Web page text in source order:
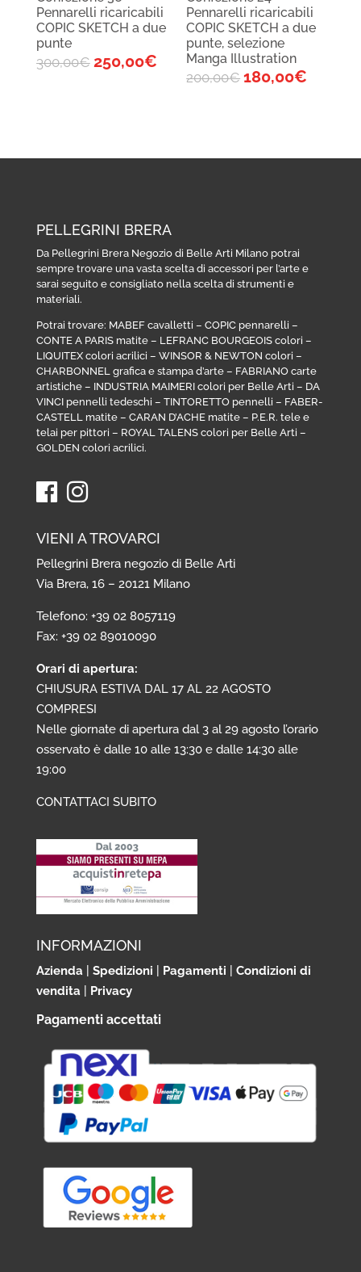
Pennarelli ricaricabili
COPIC SKETCH a due
punte
300,00€ 250,00€
Pennarelli ricaricabili
COPIC SKETCH a due
punte, selezione
Manga Illustration
200,00€ 180,00€
PELLEGRINI BRERA
Da Pellegrini Brera Negozio di Belle Arti Milano potrai
sempre trovare una vasta scelta di accessori per l’arte e
sarai seguito e consigliato nella scelta di strumenti e
materiali.
Potrai trovare: MABEF cavalletti – COPIC pennarelli –
CONTE A PARIS matite– LEFRANC BOURGEOIS colori –
LIQUITEX colori acrilici – WINSOR & NEWTON colori –
CHARBONNEL grafica e stampa d’arte– FABRIANO carte
artistiche– INDUSTRIA MAIMERI colori per Belle Arti – DA
VINCI pennelli tedeschi – TINTORETTO pennelli – FABER-
CASTELL matite– CARAN D’ACHE matite– P.E.R. tele e
telai per pittori – ROYAL TALENS colori per Belle Arti –
GOLDEN colori acrilici.
VIENI A TROVARCI
Pellegrini Brera negozio di Belle Arti
Via Brera, 16 – 20121 Milano
Telefono: +39 02 8057119
Fax: +39 02 89010090
Orari di apertura:
CHIUSURA ESTIVA DAL 17 AL 22 AGOSTO
COMPRESI
Nelle giornate di apertura dal 3 al 29 agosto l’orario
osservato è dalle 10 alle 13:30 e dalle 14:30 alle
19:00
CONTATTACI SUBITO
INFORMAZIONI
Azienda Spedizioni Pagamenti
Condizioni di
vendita
Privacy
Pagamenti accettati